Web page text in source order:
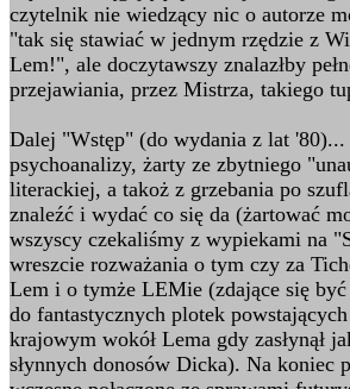
czytelnik nie wiedzący nic o autorze
"tak się stawiać w jednym rzędzie z
Lem!", ale doczytawszy znalazłby
przejawiania, przez Mistrza, takiego
Dalej "Wstęp" (do wydania z lat
psychoanalizy, żarty ze zbytniego
literackiej, a takoż z grzebania po
znaleźć i wydać co się da (żartować
wszyscy czekaliśmy z wypiekami na
wreszcie rozważania o tym czy za
Lem i o tymże LEMie (zdające się
do fantastycznych plotek
krajowym wokół Lema gdy zasłynął
słynnych donosów Dicka). Na koniec